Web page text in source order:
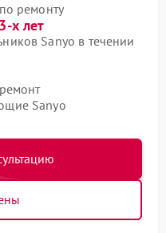
ремонту
х лет
Sanyo в течении
Sanyo